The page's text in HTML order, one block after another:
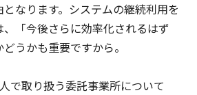
なります。システムの継続利用を
「今後さらに効率化されるはず
うかも重要ですから。
で取り扱う委託事業所について